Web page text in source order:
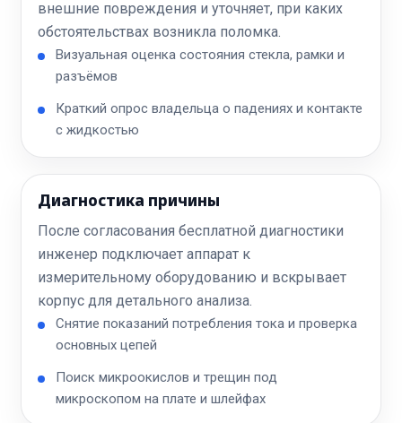
внешние повреждения и уточняет, при каких
обстоятельствах возникла поломка.
Визуальная оценка состояния стекла, рамки и
разъёмов
Краткий опрос владельца о падениях и контакте
с жидкостью
Диагностика причины
После согласования бесплатной диагностики
инженер подключает аппарат к
измерительному оборудованию и вскрывает
корпус для детального анализа.
Снятие показаний потребления тока и проверка
основных цепей
Поиск микроокислов и трещин под
микроскопом на плате и шлейфах